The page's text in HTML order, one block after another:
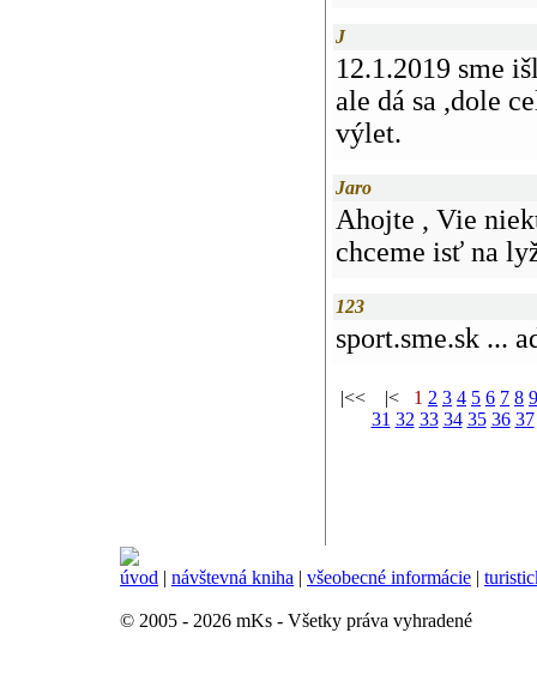
J
12.1.2019 sme
ale dá sa ,dole
výlet.
Jaro
Ahojte , Vie
chceme isť na
123
sport.sme.sk ...
|<< |< 1 2 3 4 5 6 7 8 9
31 32 33 34 35 36 37
úvod | návštevná kniha | všeobecné informácie |
© 2005 - 2026 mKs - Všetky práva vyhradené